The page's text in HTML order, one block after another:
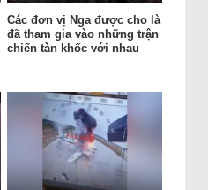
Các đơn vị Nga được cho là
đã tham gia vào những trận
chiến tàn khốc với nhau